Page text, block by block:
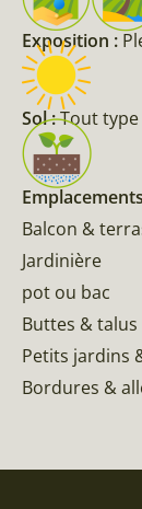
Exposition :
Sol :Tout
Balcon &
Jardinière
pot ou bac
Buttes & talus
Petits jardins
Bordures &